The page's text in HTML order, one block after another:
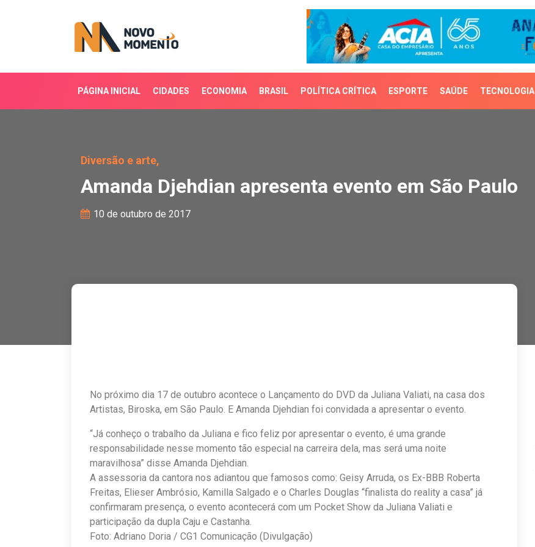
PÁGINA INICIAL CIDADES ECONOMIA BRASIL POLÍTICA CRÍTICA ESPORTE SAÚDE TECNOLOGIA
Diversão e arte,
Amanda Djehdian apresenta evento em São Paulo
10 de outubro de 2017
No próximo dia 17 de outubro acontece o Lançamento do DVD da Juliana Valiati, na casa dos
Artistas, Biroska, em São Paulo. E Amanda Djehdian foi convidada a apresentar o evento.
“Já conheço o trabalho da Juliana e fico feliz por apresentar o evento, é uma grande
responsabilidade nesse momento tão especial na carreira dela, mas será uma noite
maravilhosa” disse Amanda Djehdian.
A assessoria da cantora nos adiantou que famosos como: Geisy Arruda, os Ex-BBB Roberta
Freitas, Elieser Ambrósio, Kamilla Salgado e o Charles Douglas “finalista do reality a casa” já
confirmaram presença, o evento acontecerá com um Pocket Show da Juliana Valiati e
participação da dupla Caju e Castanha.
Foto: Adriano Doria / CG1 Comunicação (Divulgação)